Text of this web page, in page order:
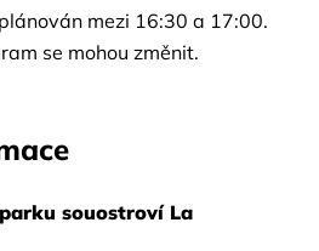
mezi 16:30 a 17:00.
se mohou změnit.
souostroví La